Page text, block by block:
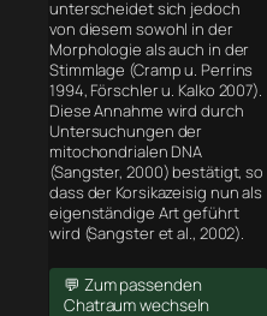
unterscheidet sich jedoch
von diesem sowohl in der
Morphologie als auch in der
Stimmlage (Cramp u. Perrins
1994, Förschler u. Kalko 2007).
Diese Annahme wird durch
Untersuchungen der
mitochondrialen DNA
(Sangster, 2000) bestätigt, so
dass der Korsikazeisig nun als
eigenständige Art geführt
wird (Sangster et al., 2002).
💬 Zum passenden
Chatraum wechseln